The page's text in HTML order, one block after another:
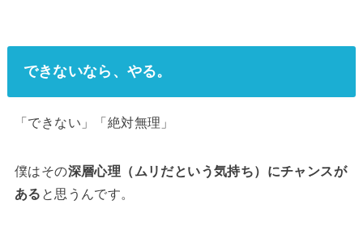
できないなら、やる。
「できない」「絶対無理」
僕はその深層心理（ムリだという気持ち）にチャンスが
ある と思うんです。